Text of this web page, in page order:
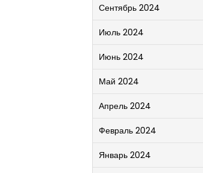
Сентябрь 2024
Июль 2024
Июнь 2024
Май 2024
Апрель 2024
Февраль 2024
Январь 2024